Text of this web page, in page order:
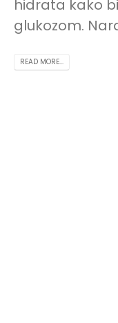
hidrata kako
glukozom.
READ MORE...